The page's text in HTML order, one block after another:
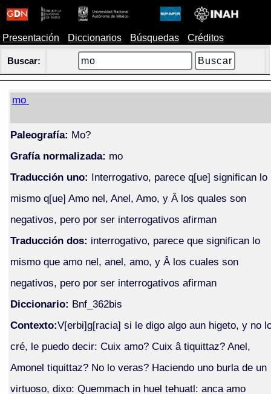
Presentación Diccionarios Búsquedas Créditos
Buscar:
mo
Paleografía: Mo?
Grafía normalizada: mo
Traducción uno: Interrogativo, parece q[ue] significan lo
mismo q[ue] Amo nel, Anel, Amo, y Â los quales son
negativos, pero por ser interrogativos afirman
Traducción dos: interrogativo, parece que significan lo
mismo que amo nel, anel, amo, y Â los cuales son
negativos, pero por ser interrogativos afirman
Diccionario: Bnf_362bis
Contexto:V[erbi]g[racia] si le digo algo aun higeto, y no
cré, le puedo decir: Cuix amo? Cuix â tiquittaz? Anel,
Amonel tiquittaz? No lo veras? Haciendo uno burla de un
virtuoso, dixo: Quemmach in huel tehuatl: anca amo